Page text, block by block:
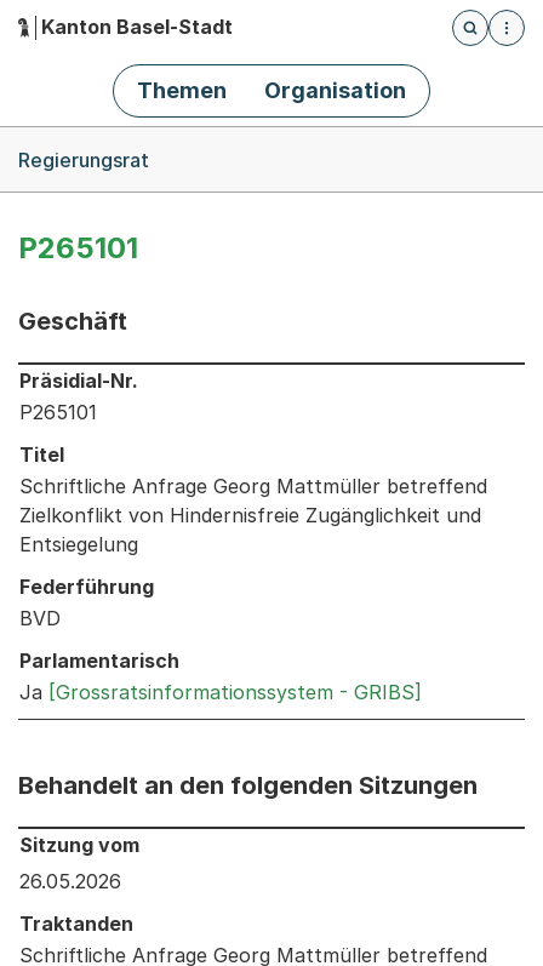
Hauptnavigation
Kanton Basel-Stadt
Öffnet
Themen Organisation
Regierungsrat
P265101
Geschäft
Informationen zum Ausgewählten Geschäft
Präsidial-Nr.
P265101
Titel
Schriftliche Anfrage Georg Mattmüller betreffend
Zielkonflikt von Hindernisfreie Zugänglichkeit und
Entsiegelung
Federführung
BVD
Parlamentarisch
Ja [Grossratsinformationssystem - GRIBS]
Behandelt an den folgenden Sitzungen
Behandelt an den folgenden Sitzungen: Informationen
Sitzung vom
26.05.2026
Traktanden
Schriftliche Anfrage Georg Mattmüller betreffend